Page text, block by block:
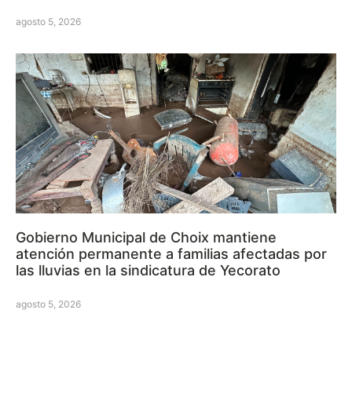
agosto 5, 2026
Gobierno Municipal de Choix mantiene
atención permanente a familias afectadas por
las lluvias en la sindicatura de Yecorato
agosto 5, 2026